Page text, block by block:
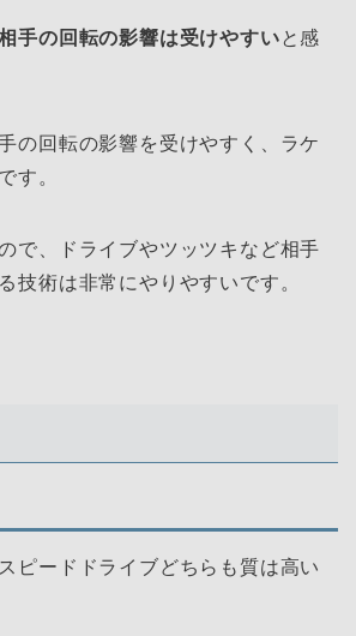
手の回転の影響は受けやすいと感
の回転の影響を受けやすく、ラケ
す。
で、ドライブやツッツキなど相手
技術は非常にやりやすいです。
ピードドライブどちらも質は高い